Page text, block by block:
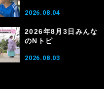
2026.08.04
2026年8月3日みんな
のNトピ
2026.08.03